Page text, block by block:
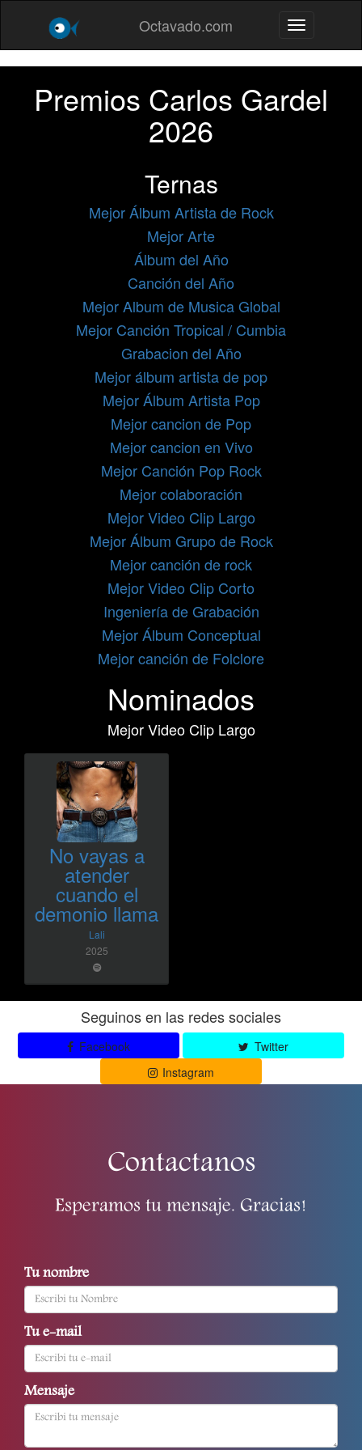
Octavado.com Toggle
Premios Carlos Gardel
2026
Ternas
Mejor Álbum Artista de Rock
Mejor Arte
Álbum del Año
Canción del Año
Mejor Album de Musica Global
Mejor Canción Tropical / Cumbia
Grabacion del Año
Mejor álbum artista de pop
Mejor Álbum Artista Pop
Mejor cancion de Pop
Mejor cancion en Vivo
Mejor Canción Pop Rock
Mejor colaboración
Mejor Video Clip Largo
Mejor Álbum Grupo de Rock
Mejor canción de rock
Mejor Video Clip Corto
Ingeniería de Grabación
Mejor Álbum Conceptual
Mejor canción de Folclore
Nominados
Mejor Video Clip Largo
No vayas a
atender
cuando el
demonio llama
Lali
2025
Seguinos en las redes sociales
Facebook
Twitter
Instagram
Contactanos
Esperamos tu mensaje. Gracias!
Tu nombre
Tu e-mail
Mensaje